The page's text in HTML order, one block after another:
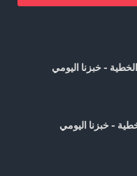
- خبزنا اليومي
- خبزنا اليومي